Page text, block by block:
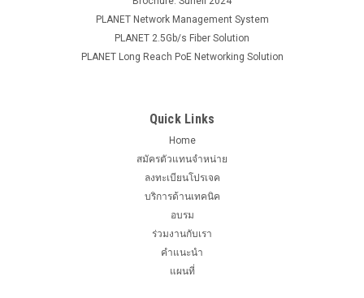
PLANET Network Management System
PLANET 2.5Gb/s Fiber Solution
PLANET Long Reach PoE Networking Solution
Quick Links
Home
สมัครตัวแทนจำหน่าย
ลงทะเบียนโปรเจค
บริการด้านเทคนิค
อบรม
ร่วมงานกับเรา
คำแนะนำ
แผนที่